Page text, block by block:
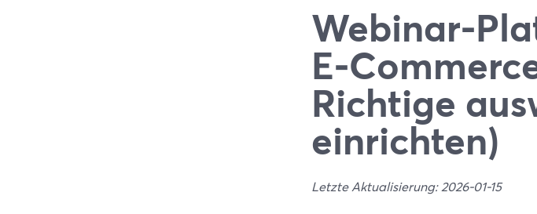
Webinar-
Richtige
einrichten)
Letzte Aktualisierung: 2026-01-15